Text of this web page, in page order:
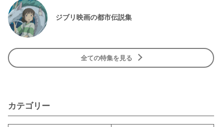
ジブリ映画の都市伝説集
全ての特集を見る
カテゴリー